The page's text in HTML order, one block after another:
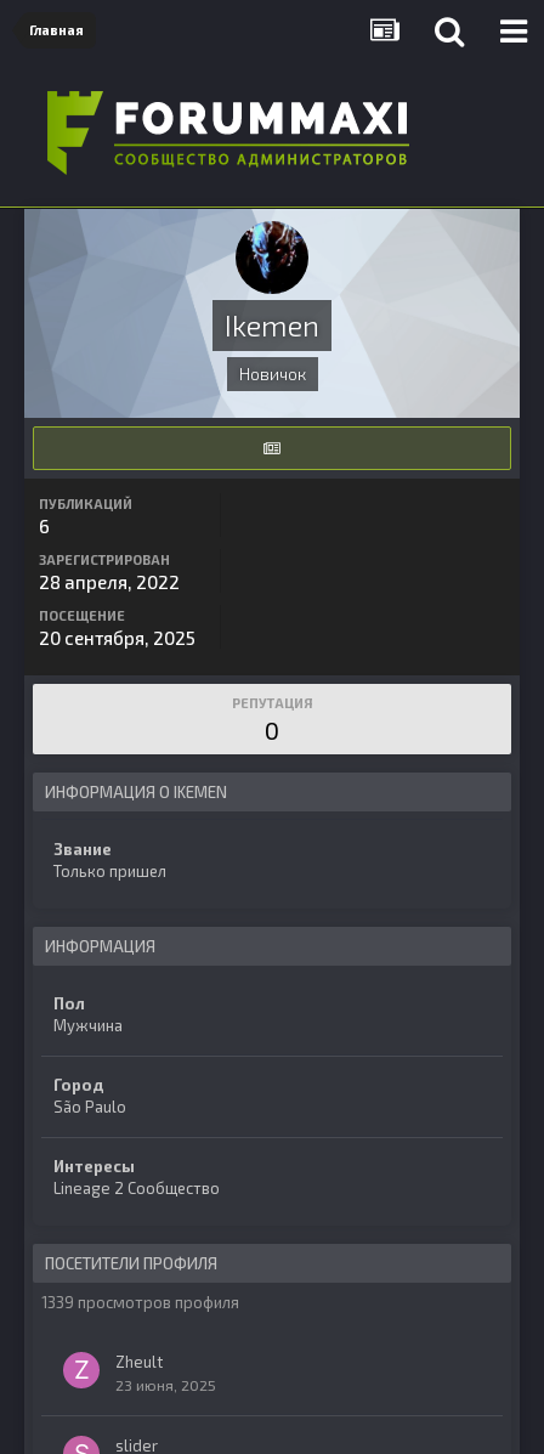
Главная
Ikemen
Новичок
ПУБЛИКАЦИЙ
6
ЗАРЕГИСТРИРОВАН
28 апреля, 2022
ПОСЕЩЕНИЕ
20 сентября, 2025
РЕПУТАЦИЯ
0
ИНФОРМАЦИЯ О IKEMEN
Звание
Только пришел
ИНФОРМАЦИЯ
Пол
Мужчина
Город
São Paulo
Интересы
Lineage 2 Сообщество
ПОСЕТИТЕЛИ ПРОФИЛЯ
1339 просмотров профиля
Zheult
23 июня, 2025
slider